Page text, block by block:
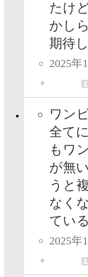
たけ
かし
期待
2025年
ワン
全て
もワ
が無
うと
なく
ている
2025年